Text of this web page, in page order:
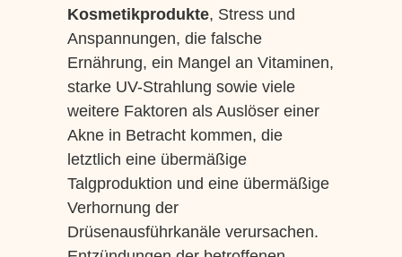
Kosmetikprodukte, Stress und
Anspannungen, die falsche
Ernährung, ein Mangel an Vitaminen,
starke UV-Strahlung sowie viele
weitere Faktoren als Auslöser einer
Akne in Betracht kommen, die
letztlich eine übermäßige
Talgproduktion und eine übermäßige
Verhornung der
Drüsenausführkanäle verursachen.